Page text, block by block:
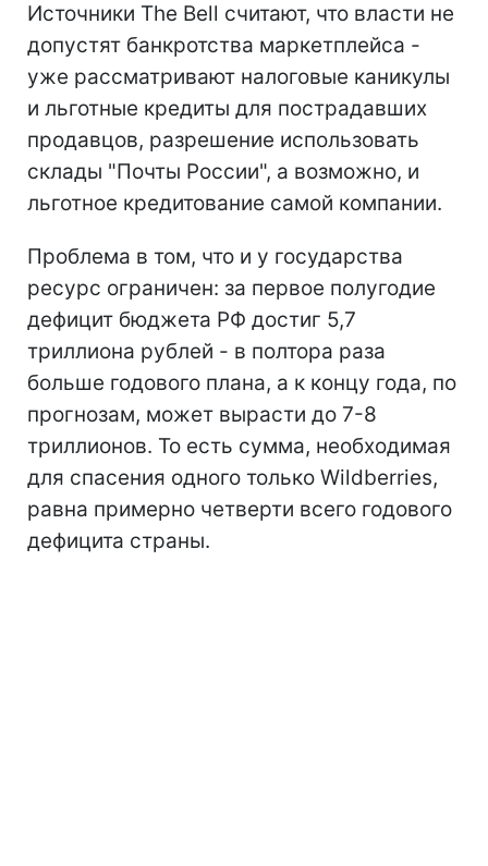
Источники The Bell считают, что власти не
допустят банкротства маркетплейса -
уже рассматривают налоговые каникулы
и льготные кредиты для пострадавших
продавцов, разрешение использовать
склады "Почты России", а возможно, и
льготное кредитование самой компании.
Проблема в том, что и у государства
ресурс ограничен: за первое полугодие
дефицит бюджета РФ достиг 5,7
триллиона рублей - в полтора раза
больше годового плана, а к концу года, по
прогнозам, может вырасти до 7-8
триллионов. То есть сумма, необходимая
для спасения одного только Wildberries,
равна примерно четверти всего годового
дефицита страны.